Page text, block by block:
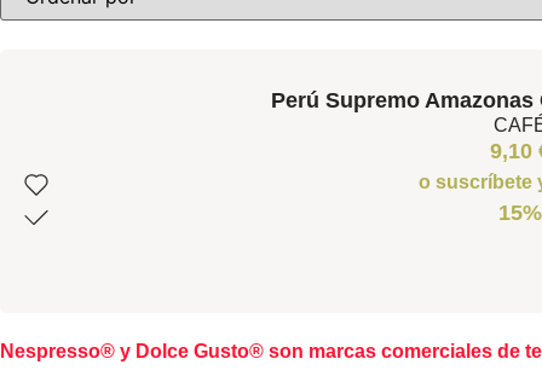
Perú Supremo
9,10
o suscríbete
15%
Nespresso® y Dolce Gusto® son marcas comerciales de